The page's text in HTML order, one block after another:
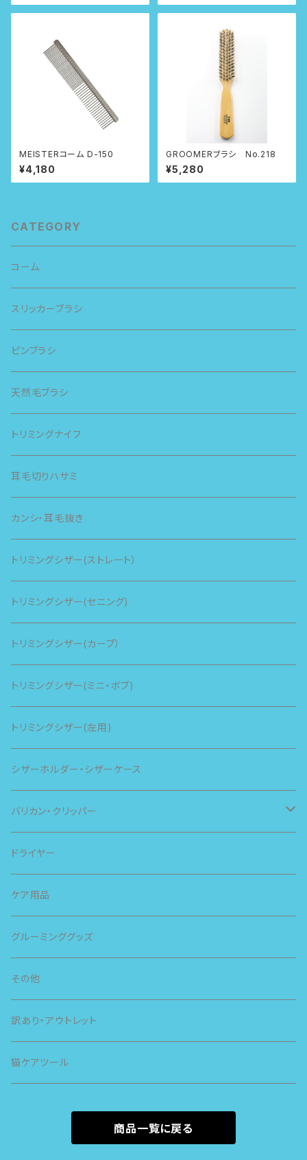
MEISTERコーム D-150
¥4,180
GROOMERブラシ No.218
¥5,280
CATEGORY
コーム
スリッカーブラシ
ピンブラシ
天然毛ブラシ
トリミングナイフ
耳毛切りハサミ
カンシ・耳毛抜き
トリミングシザー(ストレート）
トリミングシザー(セニング)
トリミングシザー(カーブ）
トリミングシザー(ミニ・ボブ)
トリミングシザー(左用)
シザーホルダー・シザーケース
バリカン・クリッパー
スピー
スライヴ
ドライヤー
ケア用品
グルーミンググッズ
その他
訳あり・アウトレット
猫ケアツール
商品一覧に戻る